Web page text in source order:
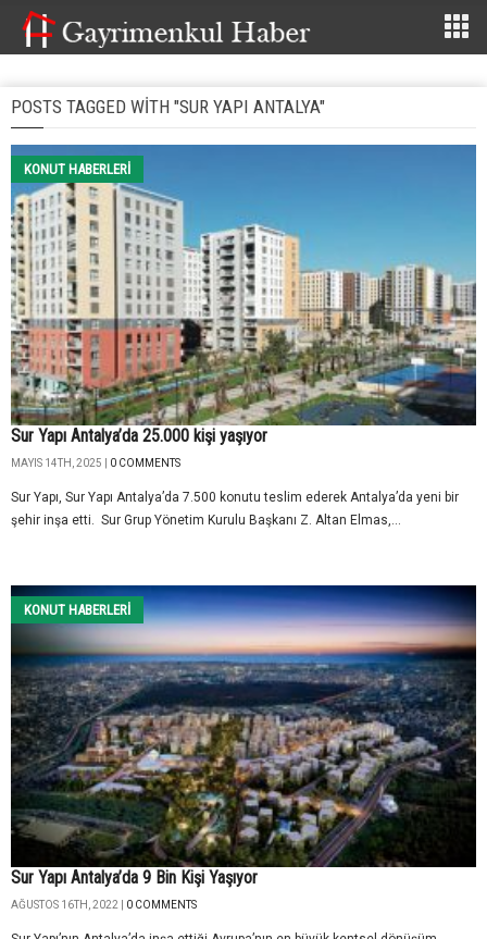
POSTS TAGGED WITH "SUR YAPI ANTALYA"
KONUT HABERLERI
Sur Yapı Antalya’da 25.000 kişi yaşıyor
MAYIS 14TH, 2025 | 0 COMMENTS
Sur Yapı, Sur Yapı Antalya’da 7.500 konutu teslim ederek Antalya’da yeni bir
şehir inşa etti. Sur Grup Yönetim Kurulu Başkanı Z. Altan Elmas,...
KONUT HABERLERI
Sur Yapı Antalya’da 9 Bin Kişi Yaşıyor
AĞUSTOS 16TH, 2022 | 0 COMMENTS